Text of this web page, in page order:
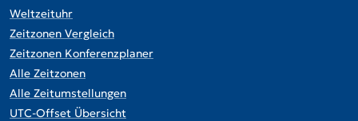
Weltzeituhr
Zeitzonen Vergleich
Zeitzonen Konferenzplaner
Alle Zeitzonen
Alle Zeitumstellungen
UTC-Offset Übersicht